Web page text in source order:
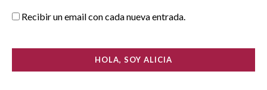
Recibir un email con cada nueva entrada.
HOLA, SOY ALICIA